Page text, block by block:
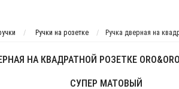
Ручки на розетке Ручка дверная на
НА КВАДРАТНОЙ РОЗЕТКЕ
СУПЕР МАТОВЫЙ